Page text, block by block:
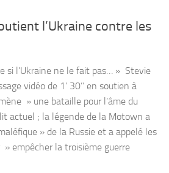
l’Ukraine contre les
si l’Ukraine ne le fait pas… » Stevie
vidéo de 1’ 30’’ en soutien à
» une bataille pour l’âme du
actuel ; la légende de la Motown a
» de la Russie et a appelé les
» empêcher la troisième guerre